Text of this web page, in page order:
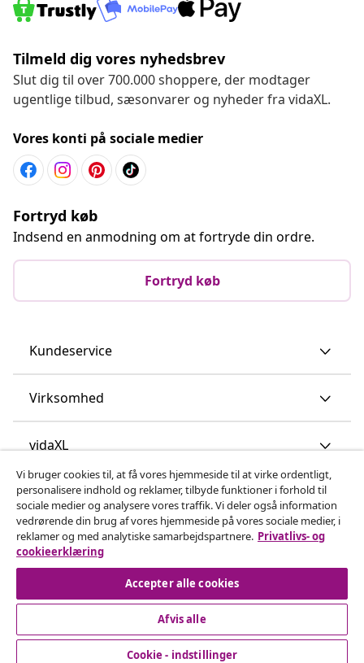
Tilmeld dig vores nyhedsbrev
Slut dig til over 700.000 shoppere, der modtager
ugentlige tilbud, sæsonvarer og nyheder fra vidaXL.
Vores konti på sociale medier
Fortryd køb
Indsend en anmodning om at fortryde din ordre.
Fortryd køb
Kundeservice
Virksomhed
vidaXL
Opdag mere
© 2008-2026 www.vidaxl.dk er et website under vidaXL
Marketplace Europe B.V.
Vi bruger cookies til, at få vores hjemmeside til at virke ordentligt,
personalisere indhold og reklamer, tilbyde funktioner i forhold til
sociale medier og analysere vores traffik. Vi deler også information
vedrørende din brug af vores hjemmeside på vores sociale medier, i
reklamer og med analytiske samarbejdspartnere. Privatlivs- og
cookieerklæring
Accepter alle cookies
Afvis alle
Cookie - indstillinger